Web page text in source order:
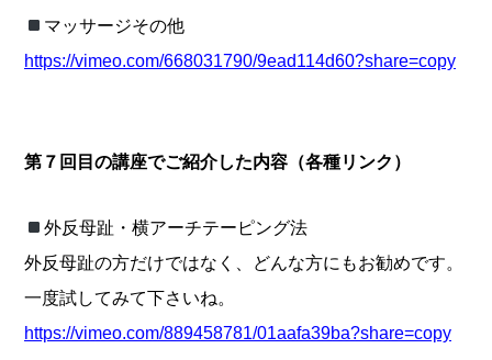
マッサージその他
https://vimeo.com/668031790/9ead114d60?share=copy
第７回目の講座でご紹介した内容（各種リンク）
外反母趾・横アーチテーピング法
外反母趾の方だけではなく、どんな方にもお勧めです。
一度試してみて下さいね。
https://vimeo.com/889458781/01aafa39ba?share=copy